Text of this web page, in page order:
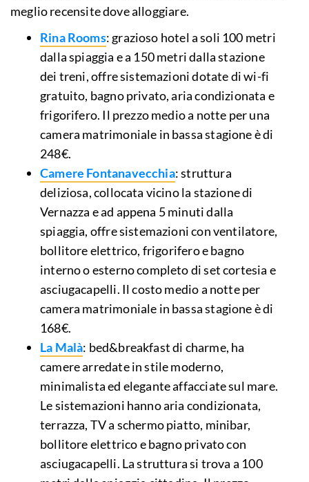
meglio recensite dove alloggiare.
Rina Rooms: grazioso hotel a soli 100 metri
dalla spiaggia e a 150 metri dalla stazione
dei treni, offre sistemazioni dotate di wi-fi
gratuito, bagno privato, aria condizionata e
frigorifero. Il prezzo medio a notte per una
camera matrimoniale in bassa stagione è di
248€.
Camere Fontanavecchia: struttura
deliziosa, collocata vicino la stazione di
Vernazza e ad appena 5 minuti dalla
spiaggia, offre sistemazioni con ventilatore,
bollitore elettrico, frigorifero e bagno
interno o esterno completo di set cortesia e
asciugacapelli. Il costo medio a notte per
camera matrimoniale in bassa stagione è di
168€.
La Malà: bed&breakfast di charme, ha
camere arredate in stile moderno,
minimalista ed elegante affacciate sul mare.
Le sistemazioni hanno aria condizionata,
terrazza, TV a schermo piatto, minibar,
bollitore elettrico e bagno privato con
asciugacapelli. La struttura si trova a 100